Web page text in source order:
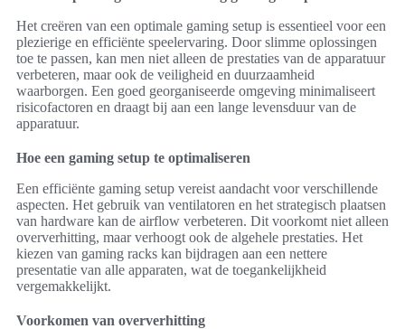
Het creëren van een optimale gaming setup is essentieel voor een
plezierige en efficiënte speelervaring. Door slimme oplossingen
toe te passen, kan men niet alleen de prestaties van de apparatuur
verbeteren, maar ook de veiligheid en duurzaamheid
waarborgen. Een goed georganiseerde omgeving minimaliseert
risicofactoren en draagt bij aan een lange levensduur van de
apparatuur.
Hoe een gaming setup te optimaliseren
Een efficiënte gaming setup vereist aandacht voor verschillende
aspecten. Het gebruik van ventilatoren en het strategisch plaatsen
van hardware kan de airflow verbeteren. Dit voorkomt niet alleen
oververhitting, maar verhoogt ook de algehele prestaties. Het
kiezen van gaming racks kan bijdragen aan een nettere
presentatie van alle apparaten, wat de toegankelijkheid
vergemakkelijkt.
Voorkomen van oververhitting